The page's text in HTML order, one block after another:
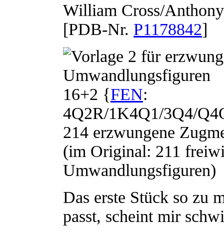
William Cross/
[PDB-Nr. P1178842]
16+2 {FEN:
4Q2R/1K4Q1/3Q4/
214 erzwungene
(im Original: 211
Umwandlungsfiguren)
Das erste Stück so zu
passt, scheint mir